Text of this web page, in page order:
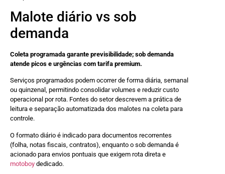
Malote diário vs sob
demanda
Coleta programada garante previsibilidade; sob demanda
atende picos e urgências com tarifa premium.
Serviços programados podem ocorrer de forma diária, semanal
ou quinzenal, permitindo consolidar volumes e reduzir custo
operacional por rota. Fontes do setor descrevem a prática de
leitura e separação automatizada dos malotes na coleta para
controle.
O formato diário é indicado para documentos recorrentes
(folha, notas fiscais, contratos), enquanto o sob demanda é
acionado para envios pontuais que exigem rota direta e
motoboy dedicado.